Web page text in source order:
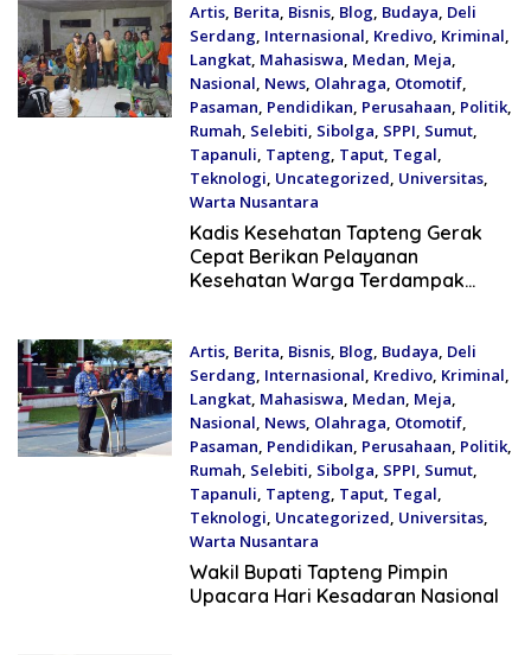
Artis, Berita, Bisnis, Blog, Budaya, Deli
Serdang, Internasional, Kredivo, Kriminal,
Langkat, Mahasiswa, Medan, Meja,
Nasional, News, Olahraga, Otomotif,
Pasaman, Pendidikan, Perusahaan, Politik,
Rumah, Selebiti, Sibolga, SPPI, Sumut,
Tapanuli, Tapteng, Taput, Tegal,
Teknologi, Uncategorized, Universitas,
Warta Nusantara
July 18, 2026
Kadis Kesehatan Tapteng Gerak
Cepat Berikan Pelayanan
Kesehatan Warga Terdampak
Artis, Berita, Bisnis, Blog, Budaya, Deli
Serdang, Internasional, Kredivo, Kriminal,
Langkat, Mahasiswa, Medan, Meja,
Nasional, News, Olahraga, Otomotif,
Pasaman, Pendidikan, Perusahaan, Politik,
Rumah, Selebiti, Sibolga, SPPI, Sumut,
Tapanuli, Tapteng, Taput, Tegal,
Teknologi, Uncategorized, Universitas,
Warta Nusantara
July 17, 2026
Wakil Bupati Tapteng Pimpin
Upacara Hari Kesadaran Nasional